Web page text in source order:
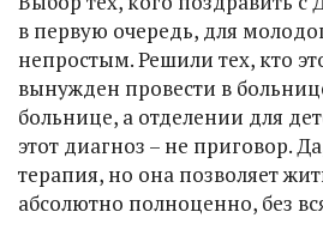
в первую очередь, для
непростым. Решили тех, кто
вынужден провести в
больнице, а отделении для
этот диагноз – не приговор.
терапия, но она позволяет
абсолютно полноценно, без